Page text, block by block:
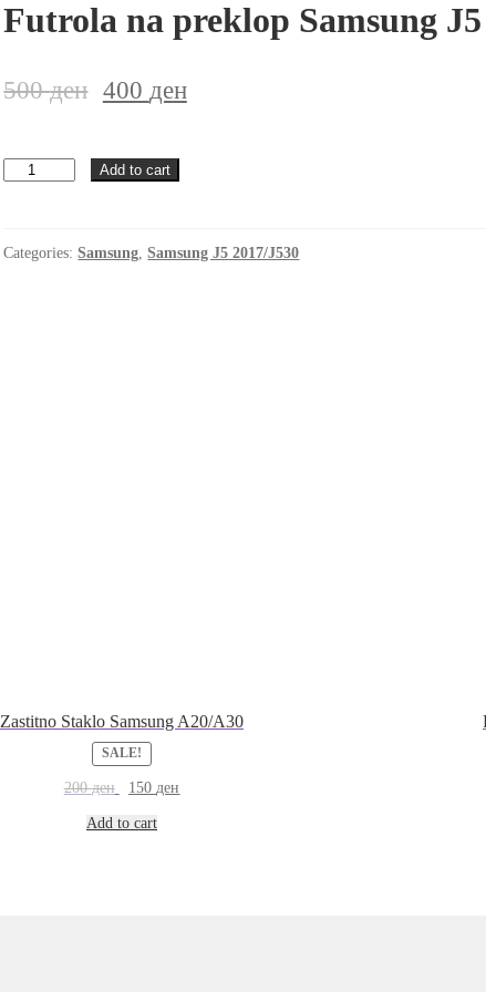
Futrola na preklop Samsung
500ден 400 ден
Futrola
na
J5
2017/J530
Add to cart
Categories:Samsung,Samsung J5 2017/J530
Zastitno Staklo Samsung A20/A30
SALE!
200ден 150 ден
Add to cart